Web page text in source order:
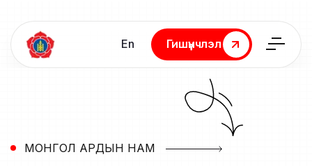
En
Гишүүнчлэл
Гишүүнчлэл
МОНГОЛ АРДЫН НАМ